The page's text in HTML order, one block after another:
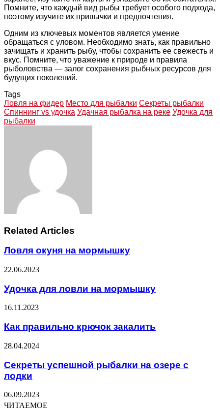
Помните, что каждый вид рыбы требует особого подхода,
поэтому изучите их привычки и предпочтения.
Одним из ключевых моментов является умение
обращаться с уловом. Необходимо знать, как правильно
зачищать и хранить рыбу, чтобы сохранить ее свежесть и
вкус. Помните, что уважение к природе и правила
рыболовства — залог сохранения рыбных ресурсов для
будущих поколений.
Tags
Ловля на фидер Место для рыбалки Секреты рыбалки
Спиннинг vs удочка Удачная рыбалка на реке Удочка для
рыбалки
Related Articles
Ловля окуня на мормышку
22.06.2023
Удочка для ловли на мормышку
16.11.2023
Как правильно крючок закалить
28.04.2024
Секреты успешной рыбалки на озере с
лодки
06.09.2023
ЧИТАЕМОЕ